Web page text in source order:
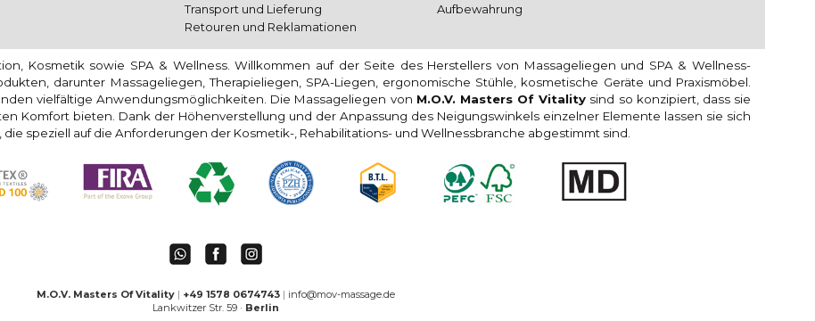
Transport und Lieferung
Retouren und Reklamationen
Aufbewahrung
Kosmetik sowie SPA & Wellness. Willkommen auf der Seite des Herstellers von Massageliegen und SPA & Wellness-
darunter Massageliegen, Therapieliegen, SPA-Liegen, ergonomische Stühle, kosmetische Geräte und Praxismöbel.
vielfältige Anwendungsmöglichkeiten. Die Massageliegen von M.O.V. Masters Of Vitality sind so konzipiert, dass sie
Komfort bieten. Dank der Höhenverstellung und der Anpassung des Neigungswinkels einzelner Elemente lassen sie sich
speziell auf die Anforderungen der Kosmetik-, Rehabilitations- und Wellnessbranche abgestimmt sind.
M.O.V. Masters Of Vitality | +49 1578 0674743 | info@mov-massage.de
Lankwitzer Str. 59 · Berlin